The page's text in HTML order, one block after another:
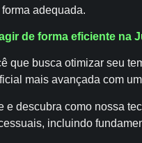
adequada.
de forma eficiente
que busca otimizar seu
mais avançada com
e descubra como nossa
incluindo